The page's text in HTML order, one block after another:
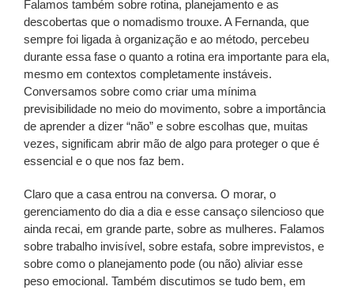
Falamos também sobre rotina, planejamento e as
descobertas que o nomadismo trouxe. A Fernanda, que
sempre foi ligada à organização e ao método, percebeu
durante essa fase o quanto a rotina era importante para ela,
mesmo em contextos completamente instáveis.
Conversamos sobre como criar uma mínima
previsibilidade no meio do movimento, sobre a importância
de aprender a dizer “não” e sobre escolhas que, muitas
vezes, significam abrir mão de algo para proteger o que é
essencial e o que nos faz bem.
Claro que a casa entrou na conversa. O morar, o
gerenciamento do dia a dia e esse cansaço silencioso que
ainda recai, em grande parte, sobre as mulheres. Falamos
sobre trabalho invisível, sobre estafa, sobre imprevistos, e
sobre como o planejamento pode (ou não) aliviar esse
peso emocional. Também discutimos se tudo bem, em